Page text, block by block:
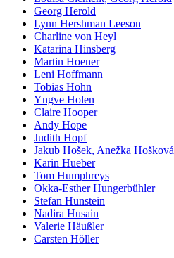
Georg Herold
Lynn Hershman Leeson
Charline von Heyl
Katarina Hinsberg
Martin Hoener
Leni Hoffmann
Tobias Hohn
Yngve Holen
Claire Hooper
Andy Hope
Judith Hopf
Jakub Hošek, Anežka Hošková
Karin Hueber
Tom Humphreys
Okka-Esther Hungerbühler
Stefan Hunstein
Nadira Husain
Valerie Häußler
Carsten Höller